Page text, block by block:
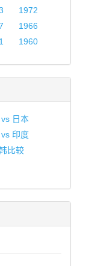
1972
1966
1960
日本
印度
比较